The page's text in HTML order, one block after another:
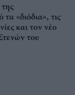
«διόδια», τις
και τον νέο
του